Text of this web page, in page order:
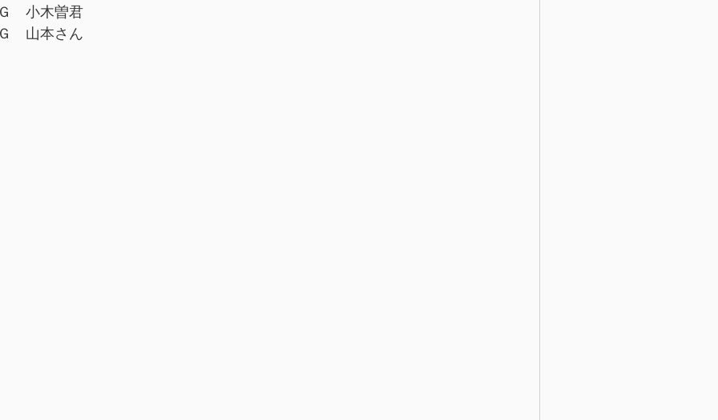
　小木曽君
　山本さん